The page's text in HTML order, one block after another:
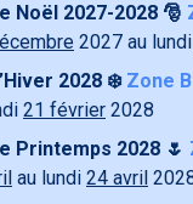
Noël 2027-2028 🎅
2027 au lundi
2028 ❄️ Zone B
21 février 2028
Printemps 2028 🌷
au lundi 24 avril